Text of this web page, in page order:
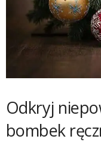
Odkryj
bombek